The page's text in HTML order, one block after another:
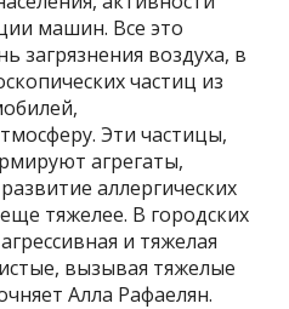
машин. Все это
загрязнения воздуха, в
частиц из
Эти частицы,
агрегаты,
аллергических
тяжелее. В городских
и тяжелая
вызывая тяжелые
Алла Рафаелян.